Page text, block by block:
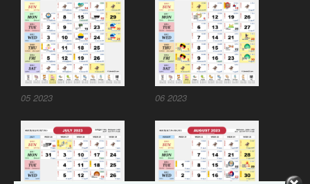
05 2023 06 2023